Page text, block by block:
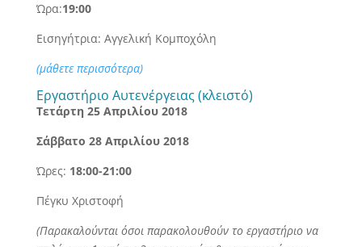
Ώρα:19:00
Εισηγήτρια: Αγγελική Κομποχόλη
(μάθετε περισσότερα)
Εργαστήριο Αυτενέργειας (κλειστό)
Τετάρτη 25 Απριλίου 2018
Σάββατο 28 Απριλίου 2018
Ώρες: 18:00-21:00
Πέγκυ Χριστοφή
(Παρακαλούνται όσοι παρακολουθούν το εργαστήριο να